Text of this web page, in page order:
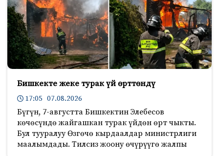
Бишкекте жеке турак үй өрттөндү
17:05 07.08.2026
Бүгүн, 7-августта Бишкектин Элебесов
көчөсүндө жайгашкан турак үйдөн өрт чыкты.
Бул тууралуу Өзгөчө кырдаалдар министрлиги
маалымдады. Тилсиз жоону өчүрүүгө жалпы